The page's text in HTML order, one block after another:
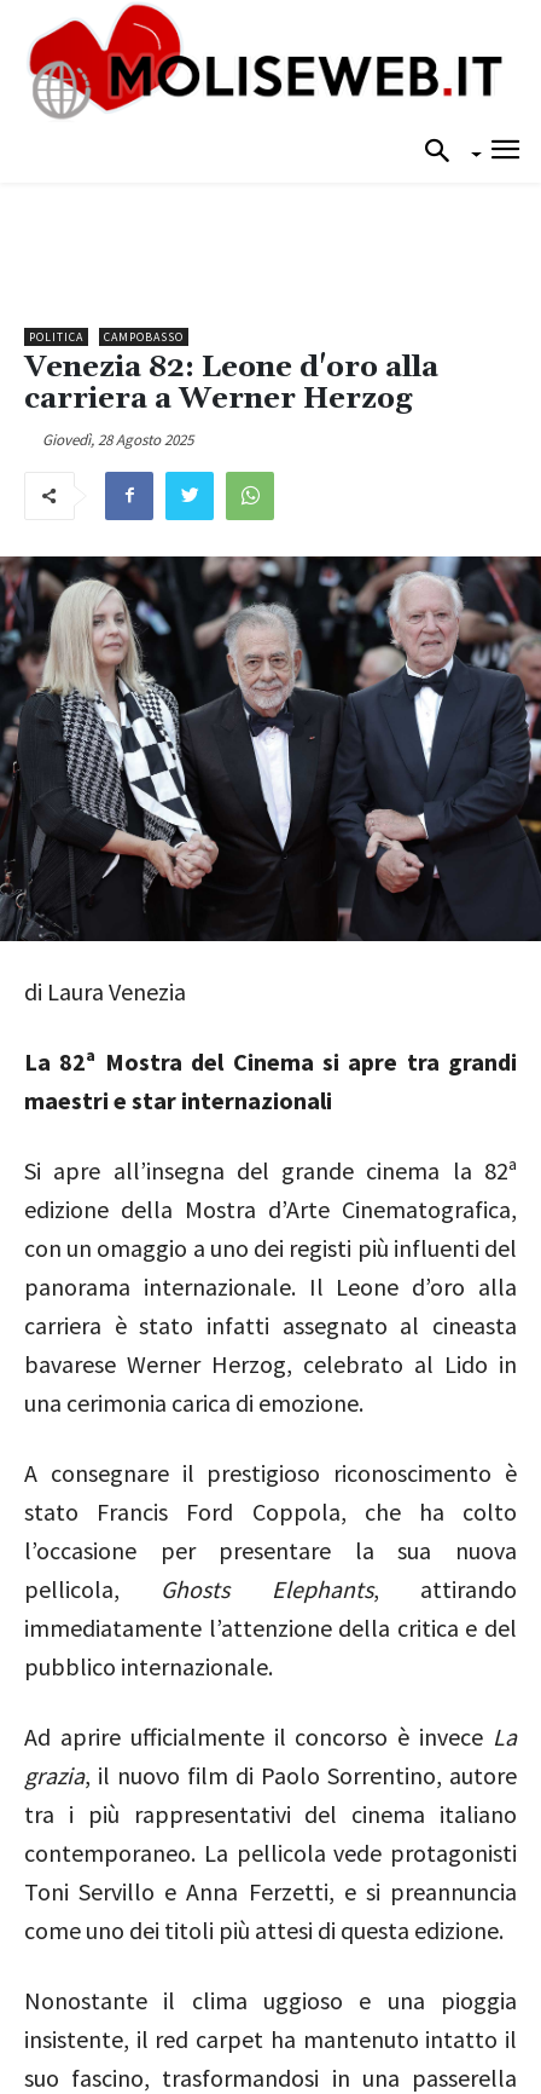
POLITICA CAMPOBASSO
Venezia 82: Leone d'oro alla
carriera a Werner Herzog
Giovedì, 28 Agosto 2025
di Laura Venezia
La 82ª Mostra del Cinema si apre tra grandi
maestri e star internazionali
Si apre all’insegna del grande cinema la 82ª
edizione della Mostra d’Arte Cinematografica,
con un omaggio a uno dei registi più influenti del
panorama internazionale. Il Leone d’oro alla
carriera è stato infatti assegnato al cineasta
bavarese Werner Herzog, celebrato al Lido in
una cerimonia carica di emozione.
A consegnare il prestigioso riconoscimento è
stato Francis Ford Coppola, che ha colto
l’occasione per presentare la sua nuova
pellicola, Ghosts Elephants, attirando
immediatamente l’attenzione della critica e del
pubblico internazionale.
Ad aprire ufficialmente il concorso è invece La
grazia, il nuovo film di Paolo Sorrentino, autore
tra i più rappresentativi del cinema italiano
contemporaneo. La pellicola vede protagonisti
Toni Servillo eAnna Ferzetti, e si preannuncia
come uno dei titoli più attesi di questa edizione.
Nonostante il clima uggioso e una pioggia
insistente, il red carpet ha mantenuto intatto il
suo fascino, trasformandosi in una passerella